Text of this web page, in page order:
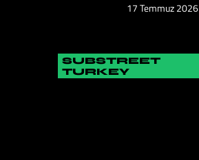
17 Temmuz 2026
SUBSTREET
TURKEY